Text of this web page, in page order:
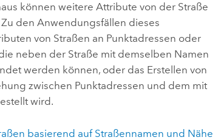
können weitere Attribute von der Straße
den Anwendungsfällen dieses
von Straßen an Punktadressen oder
neben der Straße mit demselben Namen
werden können, oder das Erstellen von
zwischen Punktadressen und dem mit
wird.
basierend auf Straßennamen und Nähe